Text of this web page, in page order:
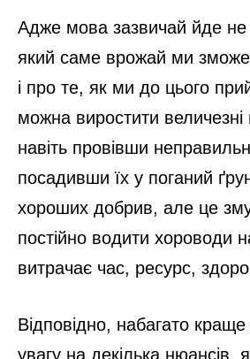
Адже мова зазвичай йде не
який саме врожай ми
і про те, як ми до цього
можна виростити величезні
навіть провівши
посадивши їх у поганий
хороших добрив, але це
постійно водити хороводи
витрачає час, ресурс,
Відповідно, набагато
увагу на декілька нюансів,